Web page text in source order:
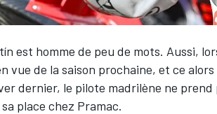
est homme de peu de mots. Aussi,
vue de la saison prochaine, et ce
dernier, le pilote madrilène ne
place chez Pramac.